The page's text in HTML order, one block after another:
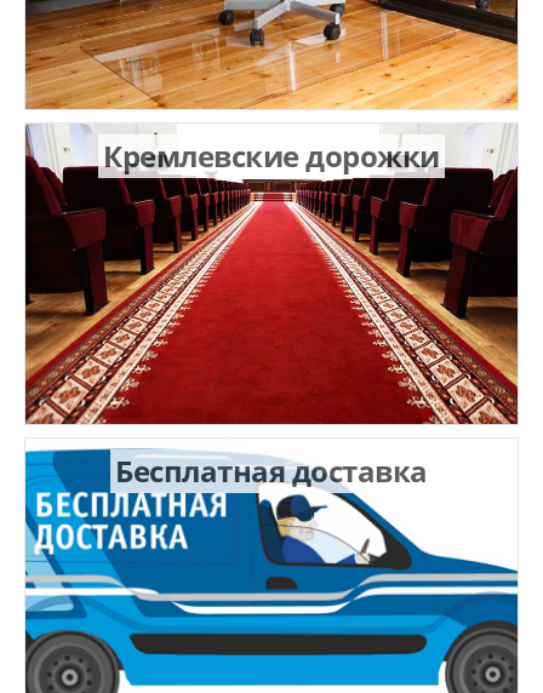
Кремлевские дорожки
Бесплатная доставка